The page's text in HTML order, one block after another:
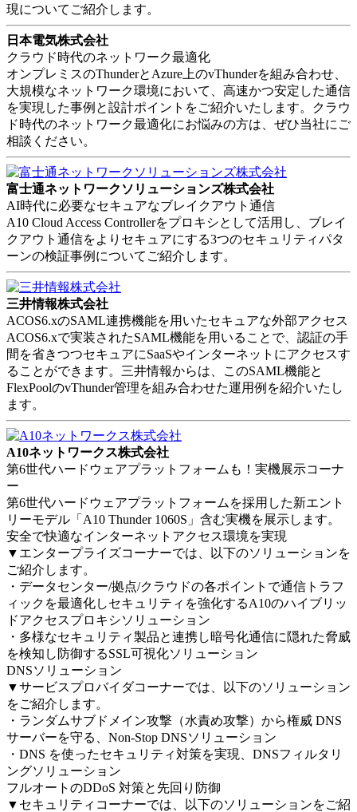
現についてご紹介します。
日本電気株式会社
クラウド時代のネットワーク最適化
オンプレミスのThunderとAzure上のvThunderを組み合わせ、
大規模なネットワーク環境において、高速かつ安定した通信
を実現した事例と設計ポイントをご紹介いたします。クラウ
ド時代のネットワーク最適化にお悩みの方は、ぜひ当社にご
相談ください。
富士通ネットワークソリューションズ株式会社
AI時代に必要なセキュアなブレイクアウト通信
A10 Cloud Access Controllerをプロキシとして活用し、ブレイ
クアウト通信をよりセキュアにする3つのセキュリティパタ
ーンの検証事例についてご紹介します。
三井情報株式会社
ACOS6.xのSAML連携機能を用いたセキュアな外部アクセス
ACOS6.xで実装されたSAML機能を用いることで、認証の手
間を省きつつセキュアにSaaSやインターネットにアクセスす
ることができます。三井情報からは、このSAML機能と
FlexPoolのvThunder管理を組み合わせた運用例を紹介いたし
ます。
A10ネットワークス株式会社
第6世代ハードウェアプラットフォームも！実機展示コーナ
ー
第6世代ハードウェアプラットフォームを採用した新エント
リーモデル「A10 Thunder 1060S」含む実機を展示します。
安全で快適なインターネットアクセス環境を実現
▼エンタープライズコーナーでは、以下のソリューションを
ご紹介します。
・データセンター/拠点/クラウドの各ポイントで通信トラフ
ィックを最適化しセキュリティを強化するA10のハイブリッ
ドアクセスプロキシソリューション
・多様なセキュリティ製品と連携し暗号化通信に隠れた脅威
を検知し防御するSSL可視化ソリューション
DNSソリューション
▼サービスプロバイダコーナーでは、以下のソリューション
をご紹介します。
・ランダムサブドメイン攻撃（水責め攻撃）から権威 DNS
サーバーを守る、Non-Stop DNSソリューション
・DNS を使ったセキュリティ対策を実現、DNSフィルタリ
ングソリューション
フルオートのDDoS 対策と先回り防御
▼セキュリティコーナーでは、以下のソリューションをご紹